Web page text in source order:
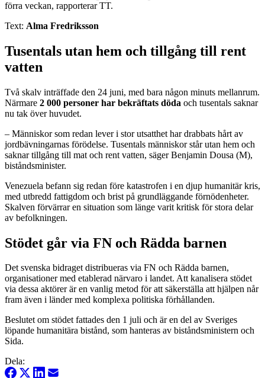
förra veckan, rapporterar TT.
Text: Alma Fredriksson
Tusentals utan hem och tillgång till rent
vatten
Två skalv inträffade den 24 juni, med bara någon minuts mellanrum.
Närmare 2 000 personer har bekräftats döda och tusentals saknar
nu tak över huvudet.
– Människor som redan lever i stor utsatthet har drabbats hårt av
jordbävningarnas förödelse. Tusentals människor står utan hem och
saknar tillgång till mat och rent vatten, säger Benjamin Dousa (M),
biståndsminister.
Venezuela befann sig redan före katastrofen i en djup humanitär kris,
med utbredd fattigdom och brist på grundläggande förnödenheter.
Skalven förvärrar en situation som länge varit kritisk för stora delar
av befolkningen.
Stödet går via FN och Rädda barnen
Det svenska bidraget distribueras via FN och Rädda barnen,
organisationer med etablerad närvaro i landet. Att kanalisera stödet
via dessa aktörer är en vanlig metod för att säkerställa att hjälpen når
fram även i länder med komplexa politiska förhållanden.
Beslutet om stödet fattades den 1 juli och är en del av Sveriges
löpande humanitära bistånd, som hanteras av biståndsministern och
Sida.
Dela: